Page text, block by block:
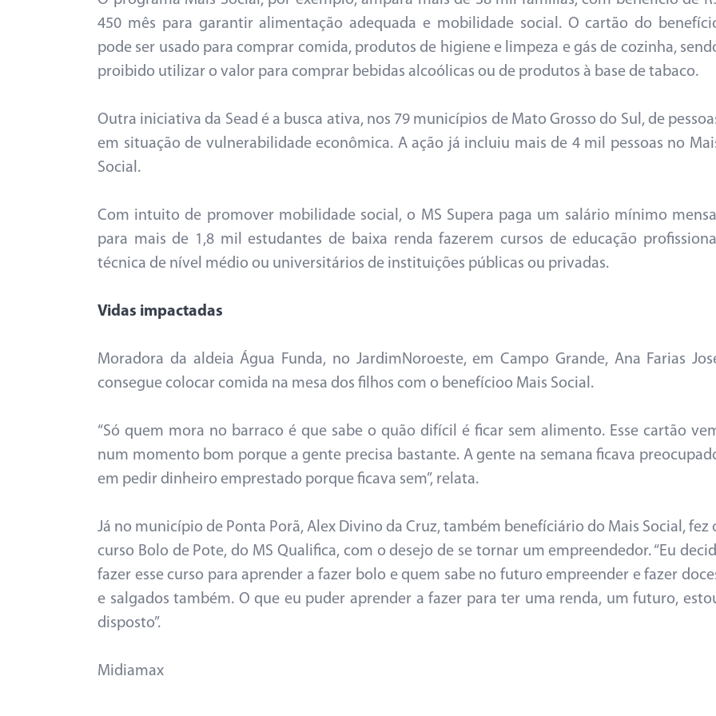
450 mês para garantir alimentação adequada e mobilidade social. O cartão do
pode ser usado para comprar comida, produtos de higiene e limpeza e gás de cozinha,
proibido utilizar o valor para comprar bebidas alcoólicas ou de produtos à base de tabaco.
Outra iniciativa da Sead é a busca ativa, nos 79 municípios de Mato Grosso do Sul, de
em situação de vulnerabilidade econômica. A ação já incluiu mais de 4 mil pessoas no
Social.
Com intuito de promover mobilidade social, o MS Supera paga um salário mínimo
para mais de 1,8 mil estudantes de baixa renda fazerem cursos de educação
técnica de nível médio ou universitários de instituições públicas ou privadas.
Vidas impactadas
Moradora da aldeia Água Funda, no JardimNoroeste, em Campo Grande, Ana Farias
consegue colocar comida na mesa dos filhos com o benefícioo Mais Social.
“Só quem mora no barraco é que sabe o quão difícil é ficar sem alimento. Esse cartão
num momento bom porque a gente precisa bastante. A gente na semana ficava
em pedir dinheiro emprestado porque ficava sem”, relata.
Já no município de Ponta Porã, Alex Divino da Cruz, também benefíciário do Mais Social, fez
curso Bolo de Pote, do MS Qualifica, com o desejo de se tornar um empreendedor. “Eu
fazer esse curso para aprender a fazer bolo e quem sabe no futuro empreender e fazer
e salgados também. O que eu puder aprender a fazer para ter uma renda, um futuro,
disposto”.
Midiamax